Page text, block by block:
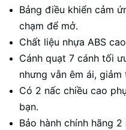
Bảng điều khiển cảm
chạm để mở.
Chất liệu nhựa ABS
Cánh quạt 7 cánh tối
nhưng vẫn êm ái, giảm
Có 2 nấc chiều cao
bạn.
Bảo hành chính hãng